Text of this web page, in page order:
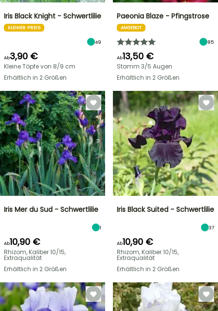
Iris Black Knight - Schwertlilie
KLEINER PREIS
49
Ab3,90 €
Kleine Töpfe von 8/9 cm
Erhältlich in 2 Größen
Paeonia Blaze - Pfingstrose
ANGEBOT
85
Ab13,50 €
Stamm 3/5 Augen
Erhältlich in 2 Größen
Iris Mer du Sud - Schwertlilie
1
Ab10,90 €
Rhizom, Kaliber 10/15,
Extraqualität
Erhältlich in 2 Größen
Iris Black Suited - Schwertlilie
37
Ab10,90 €
Rhizom, Kaliber 10/15,
Extraqualität
Erhältlich in 2 Größen